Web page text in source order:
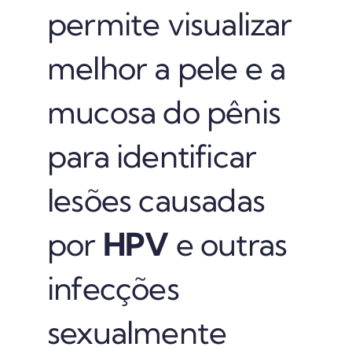
permite visualizar
melhor a pele e a
mucosa do pênis
para identificar
lesões causadas
por HPV e outras
infecções
sexualmente